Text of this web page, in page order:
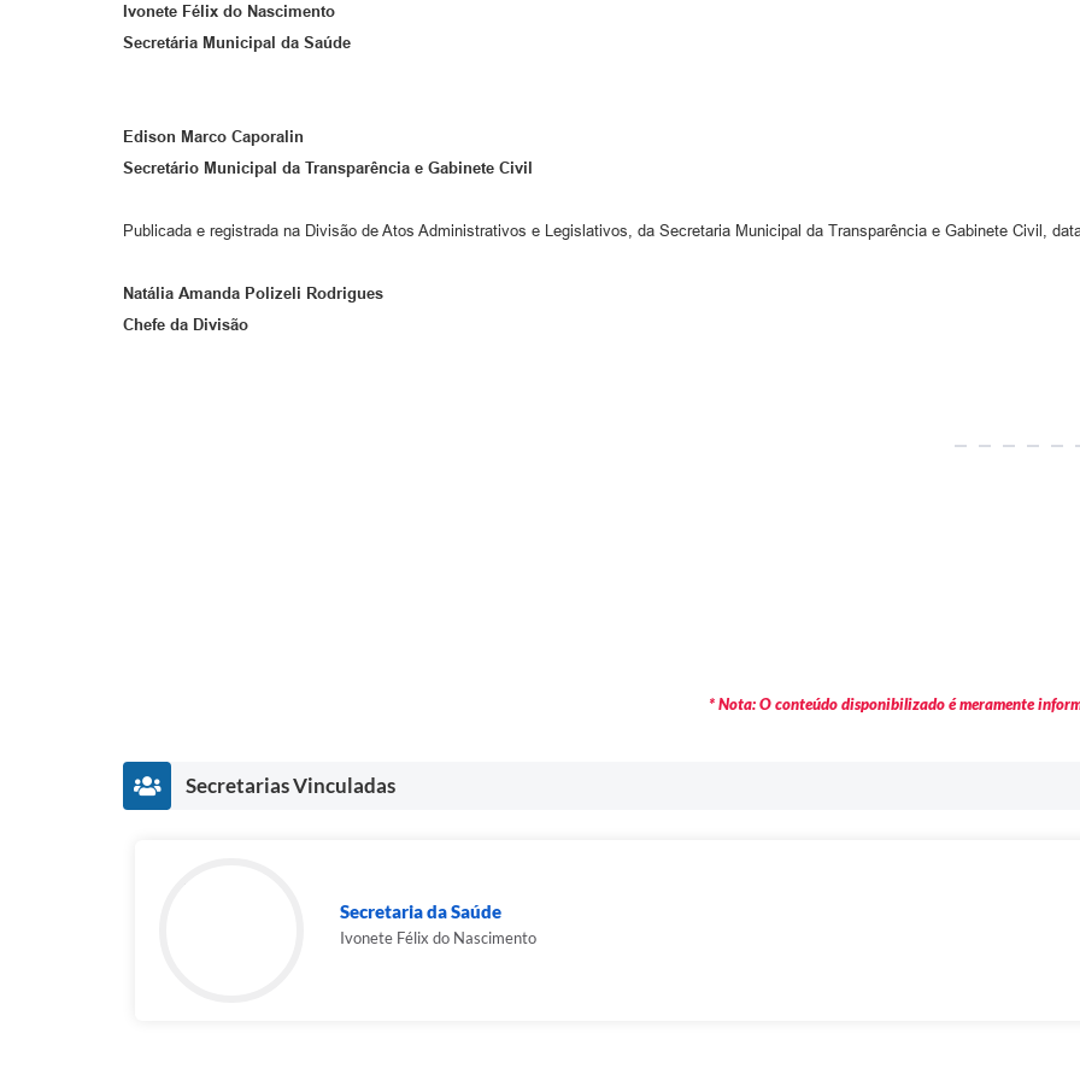
Ivonete Félix do Nascimento
Secretária Municipal da Saúde
Edison Marco Caporalin
Secretário Municipal da Transparência e Gabinete Civil
Publicada e registrada na Divisão de Atos Administrativos e Legislativos, da Secretaria Municipal da Transparência e Gabinete Civil,
Natália Amanda Polizeli Rodrigues
Chefe da Divisão
* Nota: O conteúdo disponibilizado é meramente
Secretarias Vinculadas
Secretaria da Saúde
Ivonete Félix do Nascimento